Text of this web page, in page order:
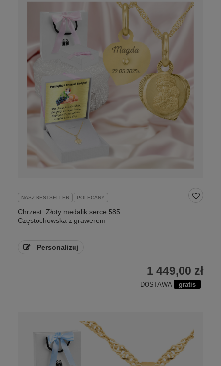
NASZ BESTSELLER POLECANY
Chrzest: Złoty medalik serce 585
Częstochowska z grawerem
Personalizuj
1 449,00 zł
DOSTAWA gratis